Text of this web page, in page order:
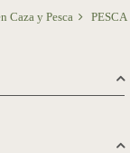
Caza y Pesca PESCA